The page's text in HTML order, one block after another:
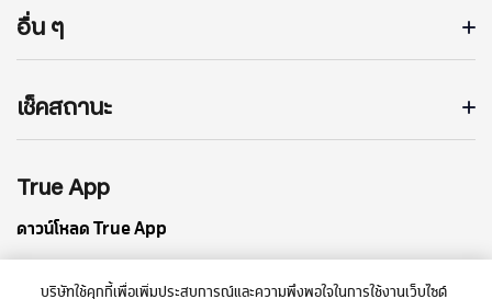
อื่น ๆ
เช็คสถานะ
True App
ดาวน์โหลด True App
บริษัทใช้คุกกี้เพื่อเพิ่มประสบการณ์และความพึงพอใจในการใช้งานเว็บไซต์